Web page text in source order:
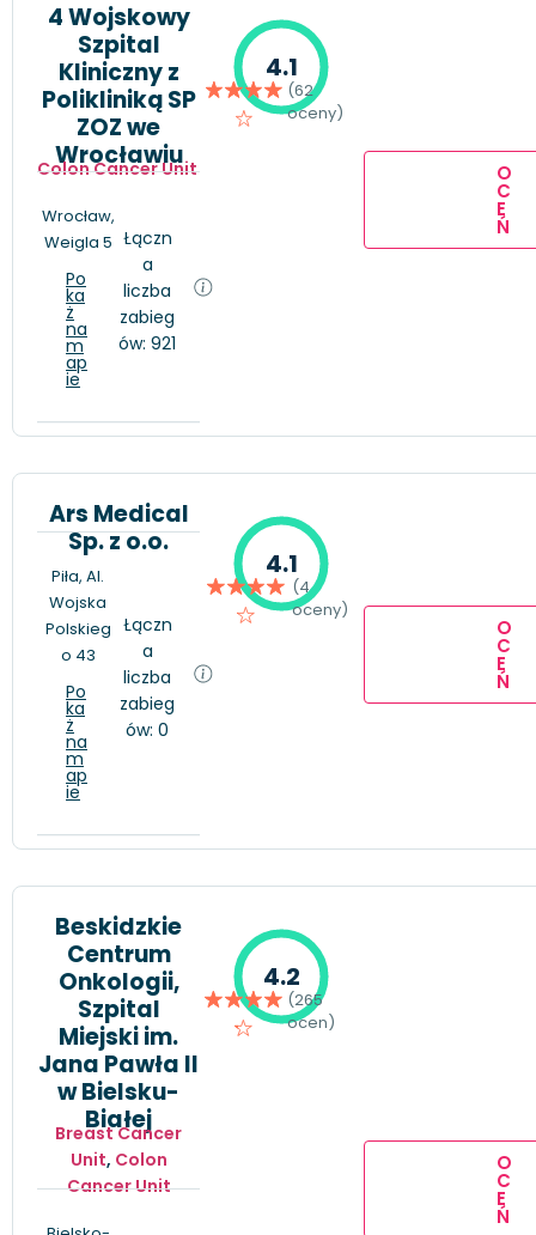
4 Wojskowy
Szpital
Kliniczny z
Polikliniką SP
ZOZ we
Wrocławiu
Colon Cancer Unit
Wrocław,
Weigla 5
Po
ka
ż
na
m
ap
ie
Łączn
a
liczba
zabieg
ów: 921
4.1
(62
oceny)
O
C
E
Ń
Ars Medical
Sp. z o.o.
Piła, Al.
Wojska
Polskieg
o 43
Po
ka
ż
na
m
ap
ie
Łączn
a
liczba
zabieg
ów: 0
4.1
(4
oceny)
O
C
E
Ń
Beskidzkie
Centrum
Onkologii,
Szpital
Miejski im.
Jana Pawła II
w Bielsku-
Białej
Breast Cancer
Unit, Colon
Cancer Unit
4.2
(265
ocen)
O
C
E
Ń